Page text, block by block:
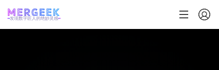
发现数字匠人的绝妙灵感